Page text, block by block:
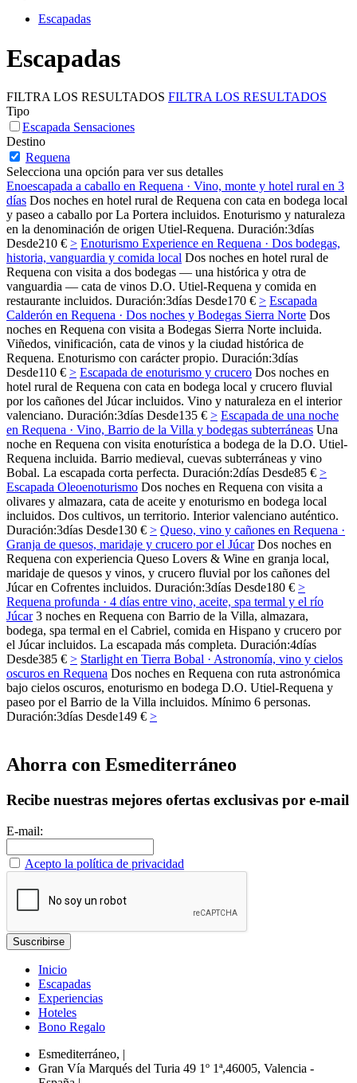
Escapadas
Escapadas
FILTRA LOS RESULTADOS FILTRA LOS RESULTADOS
Tipo
Escapada Sensaciones
Destino
Requena
Selecciona una opción para ver sus detalles
Enoescapada a caballo en Requena · Vino, monte y hotel rural en 3
días Dos noches en hotel rural de Requena con cata en bodega local
y paseo a caballo por La Portera incluidos. Enoturismo y naturaleza
en la denominación de origen Utiel-Requena. Duración:3días
Desde210 € > Enoturismo Experience en Requena · Dos bodegas,
historia, vanguardia y comida local Dos noches en hotel rural de
Requena con visita a dos bodegas — una histórica y otra de
vanguardia — cata de vinos D.O. Utiel-Requena y comida en
restaurante incluidos. Duración:3días Desde170 € > Escapada
Calderón en Requena · Dos noches y Bodegas Sierra Norte Dos
noches en Requena con visita a Bodegas Sierra Norte incluida.
Viñedos, vinificación, cata de vinos y la ciudad histórica de
Requena. Enoturismo con carácter propio. Duración:3días
Desde110 € > Escapada de enoturismo y crucero Dos noches en
hotel rural de Requena con cata en bodega local y crucero fluvial
por los cañones del Júcar incluidos. Vino y naturaleza en el interior
valenciano. Duración:3días Desde135 € > Escapada de una noche
en Requena · Vino, Barrio de la Villa y bodegas subterráneas Una
noche en Requena con visita enoturística a bodega de la D.O. Utiel-
Requena incluida. Barrio medieval, cuevas subterráneas y vino
Bobal. La escapada corta perfecta. Duración:2días Desde85 € >
Escapada Oleoenoturismo Dos noches en Requena con visita a
olivares y almazara, cata de aceite y enoturismo en bodega local
incluidos. Dos cultivos, un territorio. Interior valenciano auténtico.
Duración:3días Desde130 € > Queso, vino y cañones en Requena ·
Granja de quesos, maridaje y crucero por el Júcar Dos noches en
Requena con experiencia Queso Lovers & Wine en granja local,
maridaje de quesos y vinos, y crucero fluvial por los cañones del
Júcar en Cofrentes incluidos. Duración:3días Desde180 € >
Requena profunda · 4 días entre vino, aceite, spa termal y el río
Júcar 3 noches en Requena con Barrio de la Villa, almazara,
bodega, spa termal en el Cabriel, comida en Hispano y crucero por
el Júcar incluidos. La escapada más completa. Duración:4días
Desde385 € > Starlight en Tierra Bobal · Astronomía, vino y cielos
oscuros en Requena Dos noches en Requena con ruta astronómica
bajo cielos oscuros, enoturismo en bodega D.O. Utiel-Requena y
paseo por el Barrio de la Villa incluidos. Mínimo 6 personas.
Duración:3días Desde149 € >
Ahorra con Esmediterráneo
Recibe nuestras mejores ofertas exclusivas por e-mail
E-mail:
Acepto la política de privacidad
Inicio
Escapadas
Experiencias
Hoteles
Bono Regalo
Esmediterráneo, |
Gran Vía Marqués del Turia 49 1º 1ª,46005, Valencia -